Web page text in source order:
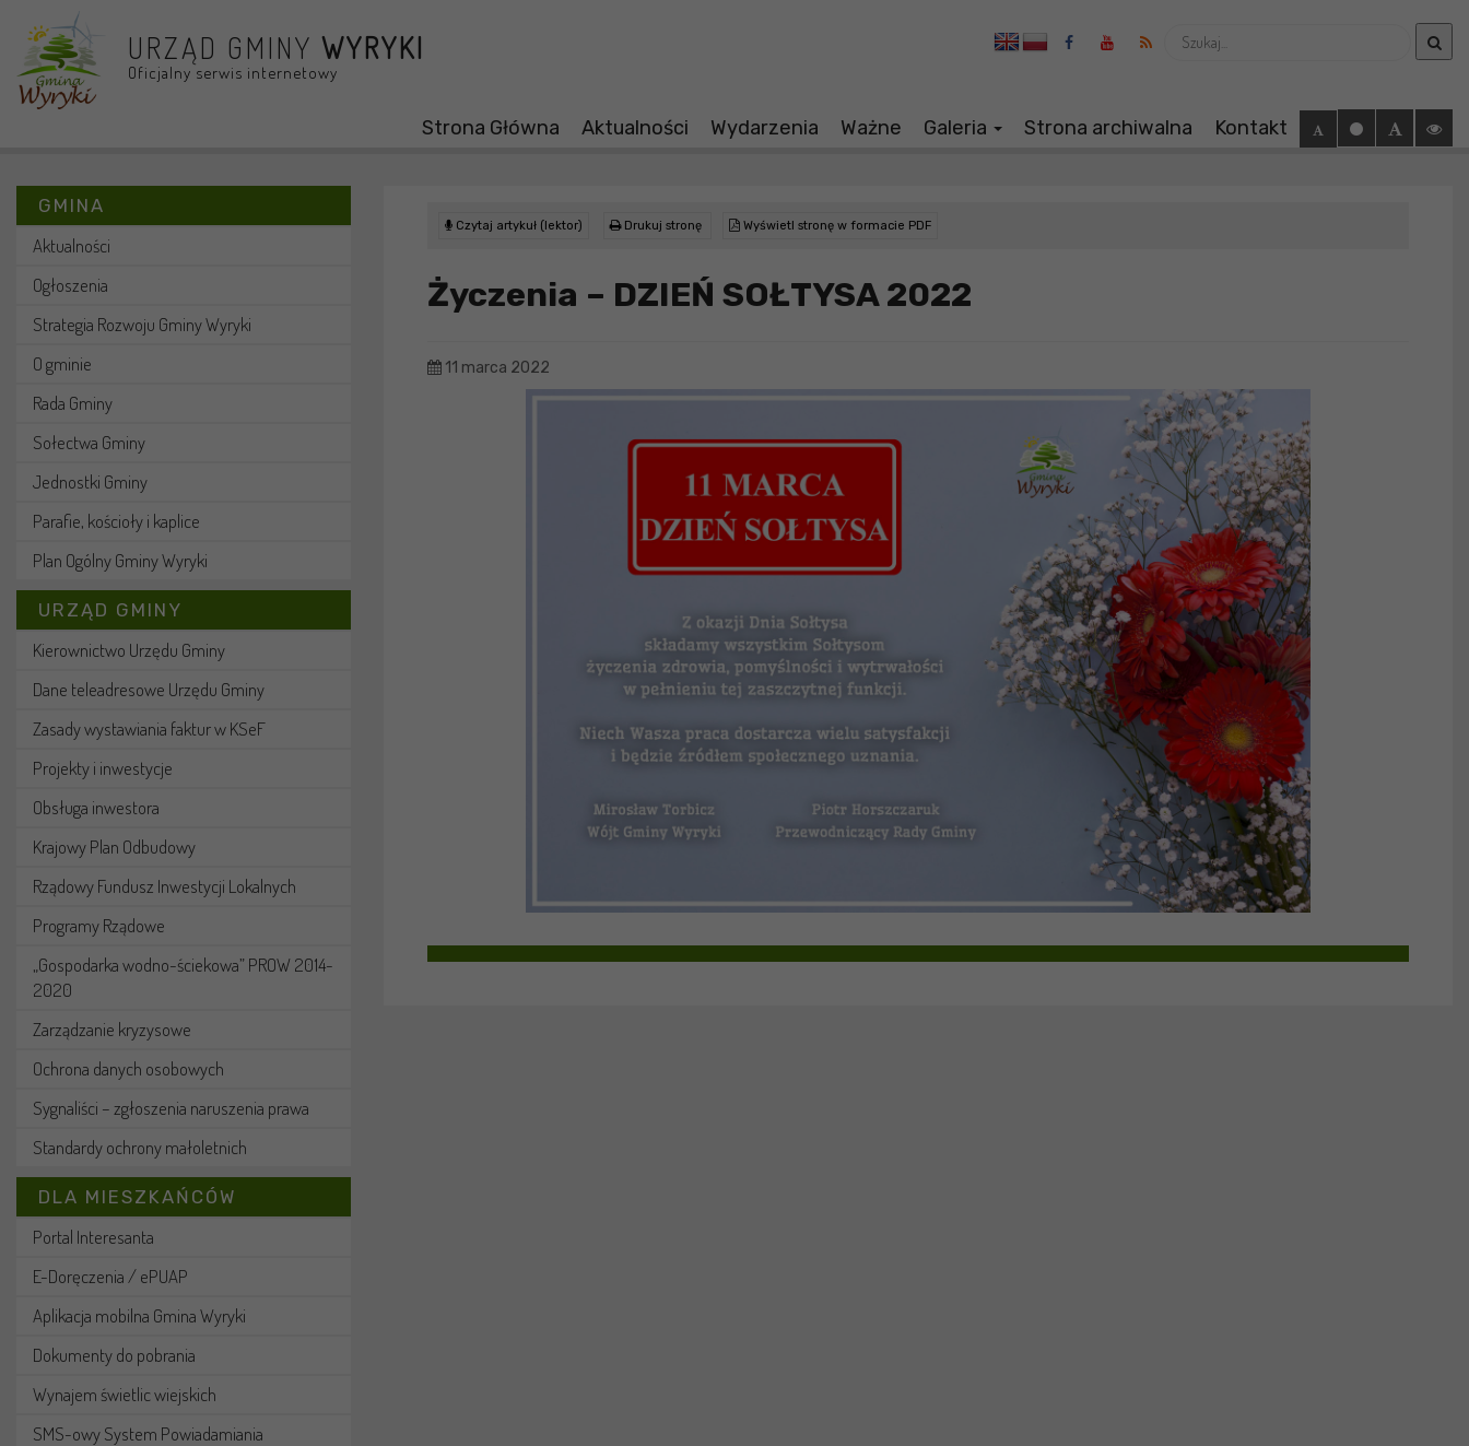
URZĄD GMINY WYRYKI
Oficjalny serwis internetowy
Wyszukaj
Strona Główna Aktualności Wydarzenia Ważne Galeria Strona archiwalna Kontakt
GMINA
Aktualności
Ogłoszenia
Strategia Rozwoju Gminy Wyryki
O gminie
Rada Gminy
Sołectwa Gminy
Jednostki Gminy
Parafie, kościoły i kaplice
Plan Ogólny Gminy Wyryki
URZĄD GMINY
Kierownictwo Urzędu Gminy
Dane teleadresowe Urzędu Gminy
Zasady wystawiania faktur w KSeF
Projekty i inwestycje
Obsługa inwestora
Krajowy Plan Odbudowy
Rządowy Fundusz Inwestycji Lokalnych
Programy Rządowe
„Gospodarka wodno-ściekowa” PROW 2014-
2020
Zarządzanie kryzysowe
Ochrona danych osobowych
Sygnaliści – zgłoszenia naruszenia prawa
Standardy ochrony małoletnich
DLA MIESZKAŃCÓW
Portal Interesanta
E-Doręczenia / ePUAP
Aplikacja mobilna Gmina Wyryki
Dokumenty do pobrania
Wynajem świetlic wiejskich
SMS-owy System Powiadamiania
Czytaj artykuł (lektor) Drukuj stronę Wyświetl stronę w formacie PDF
Życzenia – DZIEŃ SOŁTYSA 2022
11 marca 2022